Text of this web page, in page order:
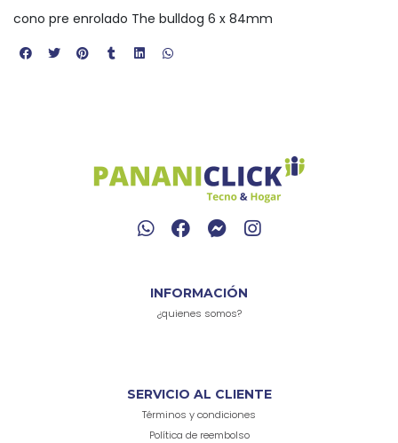
cono pre enrolado The bulldog 6 x 84mm
INFORMACIÓN
¿quienes somos?
SERVICIO AL CLIENTE
Términos y condiciones
Política de reembolso